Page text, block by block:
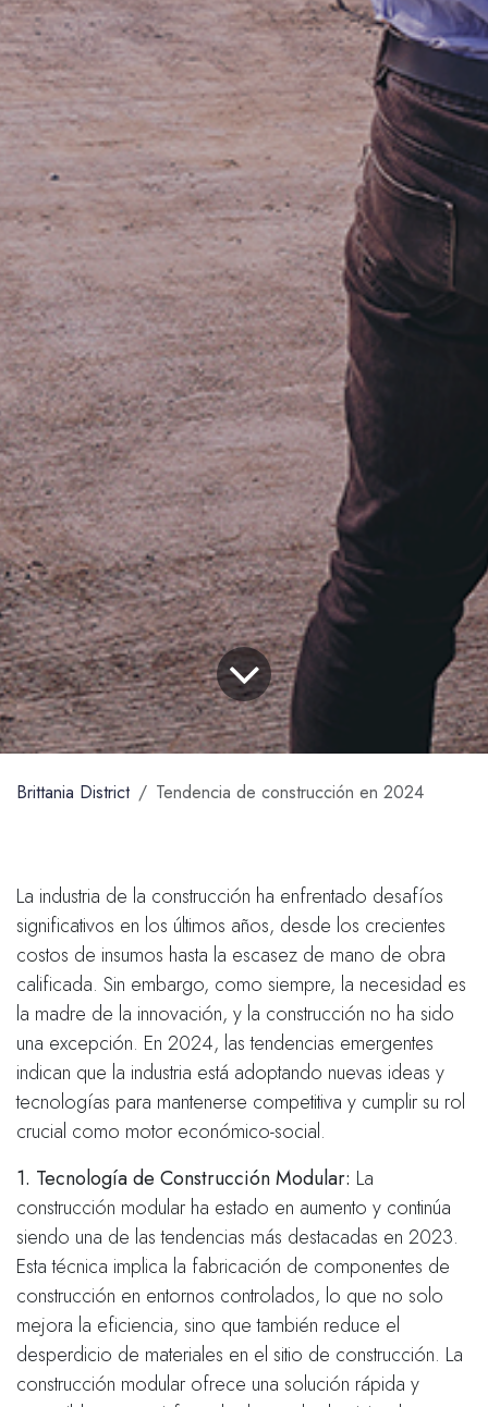
Brittania District Tendencia de construcción en 2024
La industria de la construcción ha enfrentado desafíos
significativos en los últimos años, desde los crecientes
costos de insumos hasta la escasez de mano de obra
calificada. Sin embargo, como siempre, la necesidad es
la madre de la innovación, y la construcción no ha sido
una excepción. En 2024, las tendencias emergentes
indican que la industria está adoptando nuevas ideas y
tecnologías para mantenerse competitiva y cumplir su rol
crucial como motor económico-social.
1. Tecnología de Construcción Modular: La
construcción modular ha estado en aumento y continúa
siendo una de las tendencias más destacadas en 2023.
Esta técnica implica la fabricación de componentes de
construcción en entornos controlados, lo que no solo
mejora la eficiencia, sino que también reduce el
desperdicio de materiales en el sitio de construcción. La
construcción modular ofrece una solución rápida y